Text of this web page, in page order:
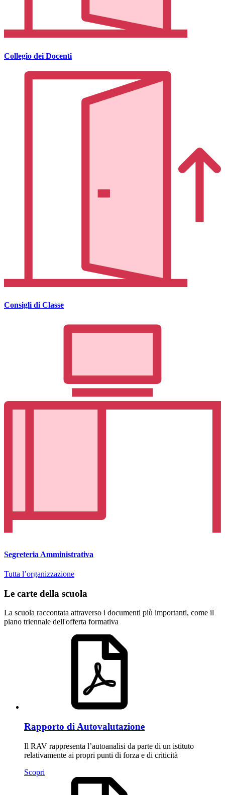
Collegio dei Docenti
Consigli di Classe
Segreteria Amministrativa
Tutta l’organizzazione
Le carte della scuola
La scuola raccontata attraverso i documenti più importanti, come il
piano triennale dell'offerta formativa
Rapporto di Autovalutazione
Il RAV rappresenta l’autoanalisi da parte di un istituto
relativamente ai propri punti di forza e di criticità
Scopri